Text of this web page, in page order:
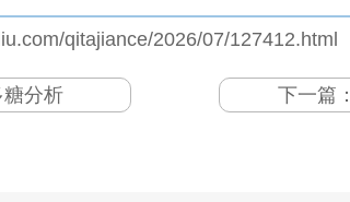
qitajiance/2026/07/127412.html
分析 下一篇：